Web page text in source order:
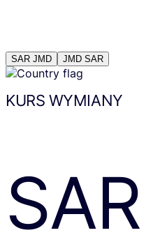
SAR JMD JMD SAR
KURS WYMIANY
SAR